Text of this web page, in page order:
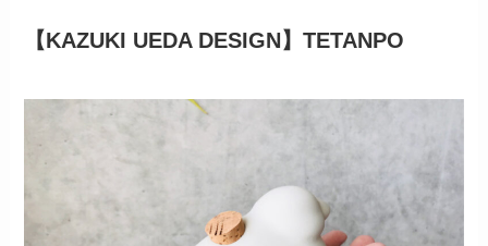
【KAZUKI UEDA DESIGN】TETANPO